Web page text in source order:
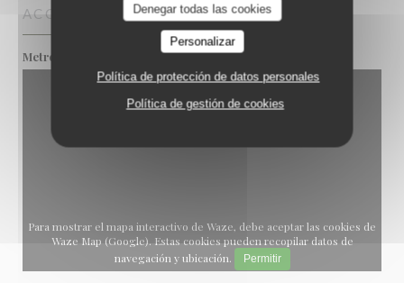
Denegar todas las cookies
Personalizar
Política de protección de datos personales
Política de gestión de cookies
ACCESO
Metro Alexandre Dumas
Para mostrar el mapa interactivo de Waze, debe aceptar las cookies de
Waze Map (Google). Estas cookies pueden recopilar datos de
navegación y ubicación.
Permitir